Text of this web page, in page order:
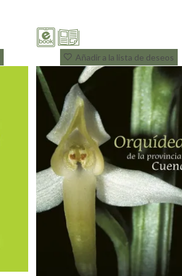
Añadir a la lista de deseos